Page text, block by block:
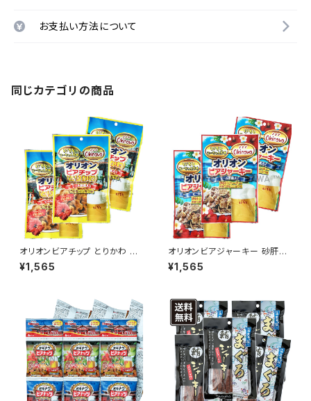
お支払い方法について
同じカテゴリの商品
オリオンビアチップ とりかわ 40
g 3袋 はると 祐食品
¥1,565
オリオンビアジャーキー 砂肝ジ
ャーキー 45g 3袋 はると 祐食
品
¥1,565